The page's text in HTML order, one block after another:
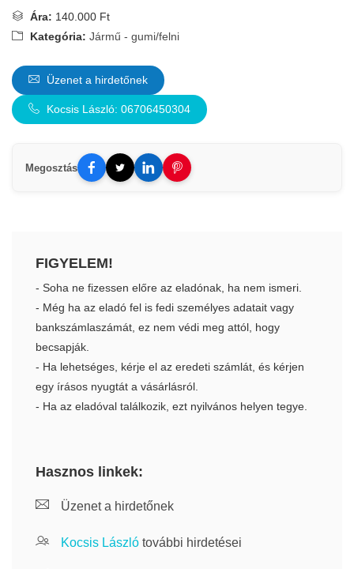
Ára: 140.000 Ft
Kategória: Jármű - gumi/felni
Üzenet a hirdetőnek
Kocsis László: 06706450304
Megosztás
FIGYELEM!
- Soha ne fizessen előre az eladónak, ha nem ismeri.
- Még ha az eladó fel is fedi személyes adatait vagy
bankszámlaszámát, ez nem védi meg attól, hogy
becsapják.
- Ha lehetséges, kérje el az eredeti számlát, és kérjen
egy írásos nyugtát a vásárlásról.
- Ha az eladóval találkozik, ezt nyilvános helyen tegye.
Hasznos linkek:
Üzenet a hirdetőnek
Kocsis László további hirdetései